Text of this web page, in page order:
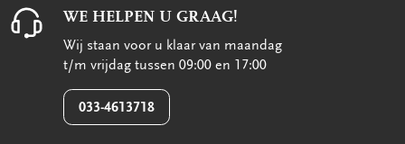
WE HELPEN U GRAAG!
Wij staan voor u klaar van maandag
t/m vrijdag tussen 09:00 en 17:00
033-4613718